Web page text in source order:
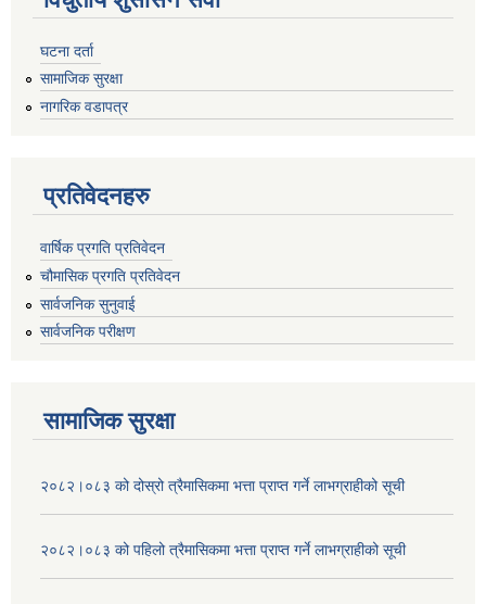
घटना दर्ता
सामाजिक सुरक्षा
नागरिक वडापत्र
प्रतिवेदनहरु
वार्षिक प्रगति प्रतिवेदन
चौमासिक प्रगति प्रतिवेदन
सार्वजनिक सुनुवाई
सार्वजनिक परीक्षण
सामाजिक सुरक्षा
२०८२।०८३ को दोस्रो त्रैमासिकमा भत्ता प्राप्‍त गर्ने लाभग्राहीको सूची
२०८२।०८३ को पहिलो त्रैमासिकमा भत्ता प्राप्‍त गर्ने लाभग्राहीको सूची